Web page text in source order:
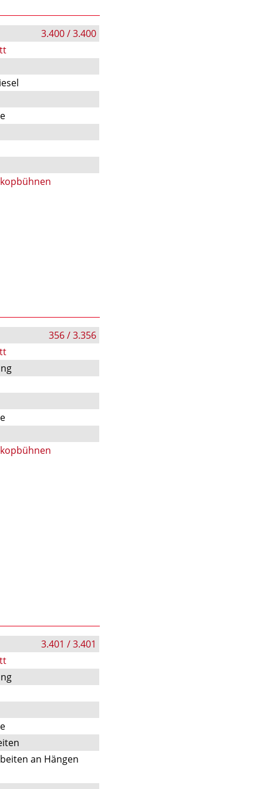
3.400 / 3.400
356 / 3.356
3.401 / 3.401
an Hängen